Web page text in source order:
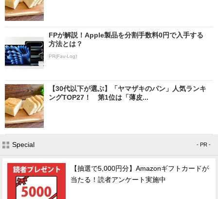
FPが解説！Apple製品を分割手数料0円で入手する
方法とは？
PR(Fav-Log)
【30代以下が選ぶ】「ヤマザキのパン」人気ランキ
ングTOP27！ 第1位は「薄皮...
Special - PR -
【抽選で5,000円分】Amazonギフトカードが
当たる！読者アンケート実施中